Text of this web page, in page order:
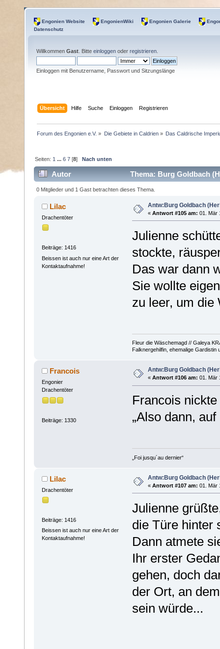
Engonien Website EngonienWiki Engonien Galerie
Datenschutz
Willkommen Gast . Bitte einloggen oder registrieren
Einloggen mit Benutzername, Passwort und Sitzungslänge
Übersicht Hilfe Suche Einloggen Registrieren
Forum des Engonien e.V. » Die Gebiete in Caldrien» Das Caldrische
Seiten: 1 ...6 7 [8]Nach unten
Autor Thema: Burg Goldbach
0 Mitglieder und 1 Gast betrachten dieses Thema.
Lilac
Drachentöter
Beiträge: 1416
Beissen ist auch nur eine Art der
Kontaktaufnahme!
Antw:Burg Goldbach
« Antwort #105 am: 01. Mär
Julienne
stockte,
Das war dann
Sie wollte
zu leer, um die
Fleur die Wäschemagd // Galeya
Falknergehilfin, ehemalige
Francois
Engonier
Drachentöter
Beiträge: 1330
Antw:Burg Goldbach
« Antwort #106 am: 01. Mär
Francois
„Also dann,
„Foi jusqu´au dernier“
Lilac
Drachentöter
Beiträge: 1416
Beissen ist auch nur eine Art der
Kontaktaufnahme!
Antw:Burg Goldbach
« Antwort #107 am: 01. Mär
Julienne
die Türe hinter
Dann atmete
Ihr erster
gehen, doch
der Ort, an
sein würde...